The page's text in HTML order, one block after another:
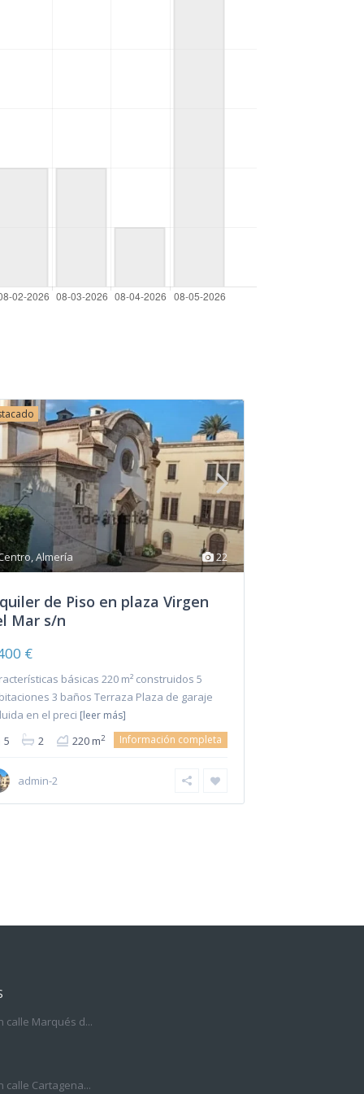
22
Almería
de Piso en plaza Virgen
Mar s/n
€
básicas 220 m² construidos 5
3 baños Terraza Plaza de garaje
en el preci [leer más]
5 2 220 m2 Información completa
admin-2
calle Marqués d...
calle Cartagena...